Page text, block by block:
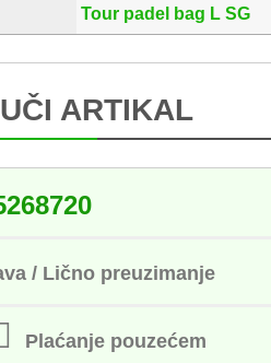
Tour padel bag L SG
ARTIKAL
/ Lično preuzimanje
Plaćanje pouzećem